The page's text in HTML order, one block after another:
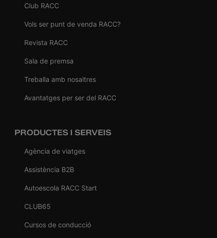
Club RACC
Vols ser punt de venda RACC?
Revista RACC
Sala de premsa
Treballa amb nosaltres
Avantatges per ser del RACC
PRODUCTES I SERVEIS
Agència de viatges
Assistència B2B
Autoescola RACC Start
CLUB65
Cursos de conducció